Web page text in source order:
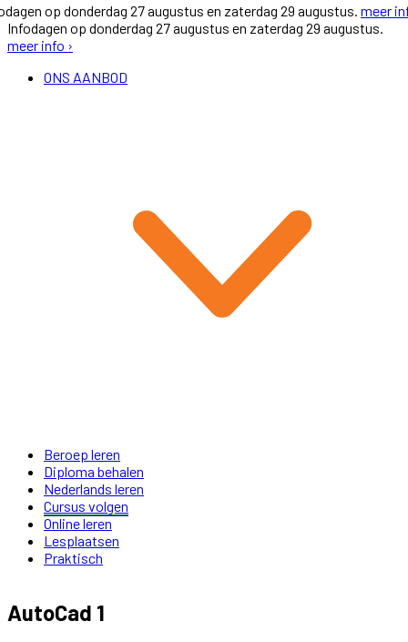
op donderdag 27 augustus en zaterdag 29 augustus. meer
Infodagen op donderdag 27 augustus en zaterdag 29 augustus.
meer info ›
ONS AANBOD
Beroep leren
Diploma behalen
Nederlands leren
Cursus volgen
Online leren
Lesplaatsen
Praktisch
AutoCad 1